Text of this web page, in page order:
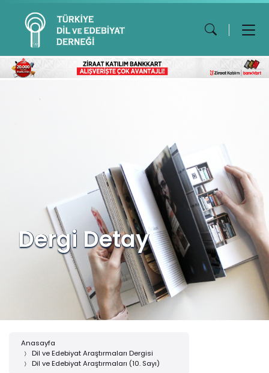
Dergi Detay
Anasayfa
Dil ve Edebiyat Araştırmaları Dergisi
Dil ve Edebiyat Araştırmaları (10. Sayı)